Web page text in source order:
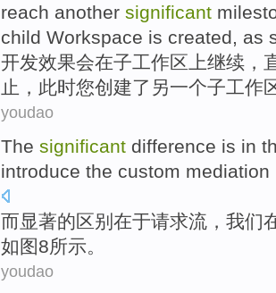
reach another significant
child Workspace is created, as
开发效果会在子工作区 上继续 ，
止 ， 此时您创建了 另一个子工作
youdao
The significant difference is in
introduce the custom mediation
而显著的区别 在于请求流 ， 我们
如图8所示。
youdao